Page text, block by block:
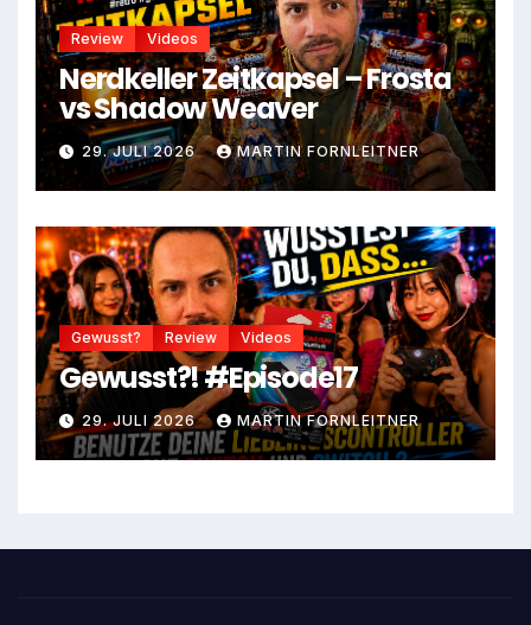
Review Videos
Nerdkeller Zeitkapsel – Frosta
vs Shadow Weaver
29. JULI 2026 MARTIN FORNLEITNER
Gewusst? Review Videos
Gewusst?! #Episode17
29. JULI 2026 MARTIN FORNLEITNER